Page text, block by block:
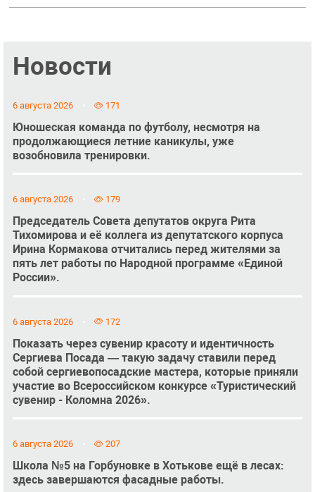
Новости
6 августа 2026 171
Юношеская команда по футболу, несмотря на
продолжающиеся летние каникулы, уже
возобновила тренировки.
6 августа 2026 179
Председатель Совета депутатов округа Рита
Тихомирова и её коллега из депутатского корпуса
Ирина Кормакова отчитались перед жителями за
пять лет работы по Народной программе «Единой
России».
6 августа 2026 172
Показать через сувенир красоту и идентичность
Сергиева Посада — такую задачу ставили перед
собой сергиевопосадские мастера, которые приняли
участие во Всероссийском конкурсе «Туристический
сувенир - Коломна 2026».
6 августа 2026 207
Школа №5 на Горбуновке в Хотькове ещё в лесах:
здесь завершаются фасадные работы.